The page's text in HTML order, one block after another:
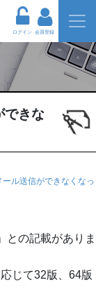
ログイン 会員登録
できな
ル送信ができなくなっ
との記載がありま
じて32版、64版